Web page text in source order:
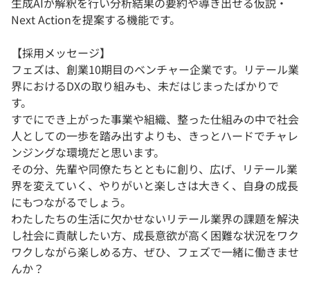
Next Actionを提案する機能です。
【採用メッセージ】
フェズは、創業10期目のベンチャー企業です。リテール業
界におけるDXの取り組みも、未だはじまったばかりで
す。
すでにでき上がった事業や組織、整った仕組みの中で社会
人としての一歩を踏み出すよりも、きっとハードでチャレ
ンジングな環境だと思います。
その分、先輩や同僚たちとともに創り、広げ、リテール業
界を変えていく、やりがいと楽しさは大きく、自身の成長
にもつながるでしょう。
わたしたちの生活に欠かせないリテール業界の課題を解決
し社会に貢献したい方、成長意欲が高く困難な状況をワク
ワクしながら楽しめる方、ぜひ、フェズで一緒に働きませ
んか？